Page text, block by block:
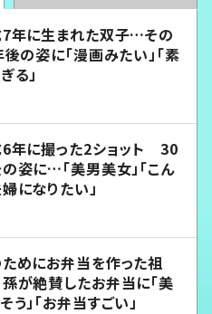
年に生まれた双子…その
の姿に「漫画みたい」「素
る」
年に撮った2ショット 30
姿に…「美男美女」「こん
になりたい」
めにお弁当を作った祖
が絶賛したお弁当に「美
う」「お弁当すごい」